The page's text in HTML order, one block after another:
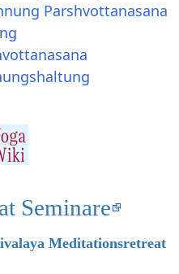
Parshvottanasana
Seminare
Meditationsretreat